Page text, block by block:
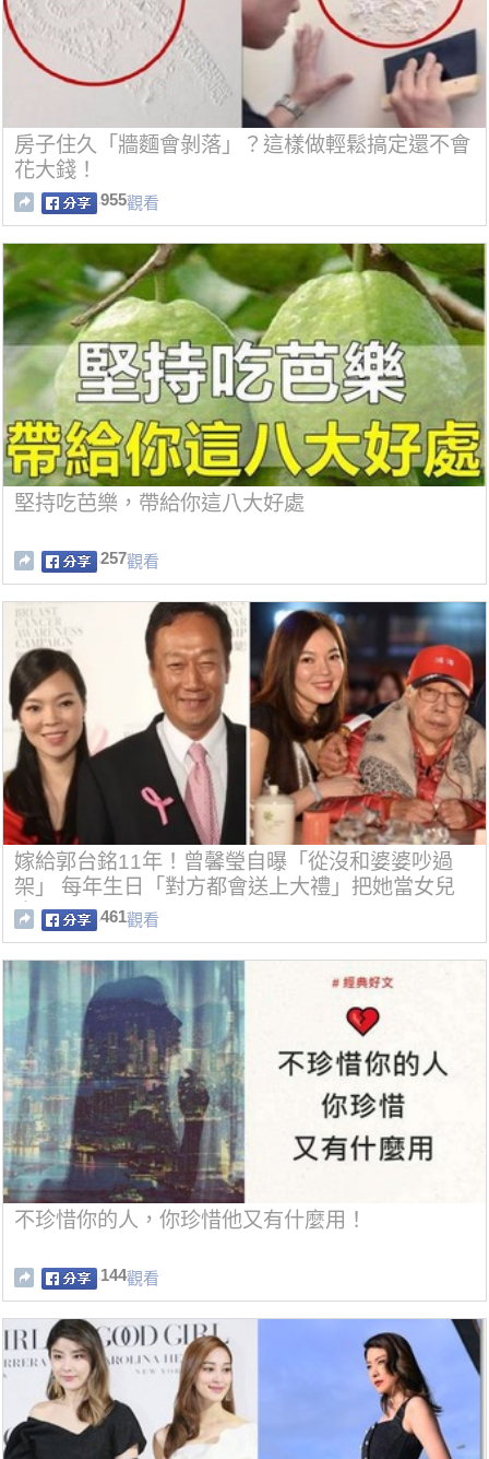
房子住久「牆麵會剝落」？這樣做輕鬆搞定還不會
花大錢！
955觀看
堅持吃芭樂，帶給你這八大好處
257觀看
嫁給郭台銘11年！曾馨瑩自曝「從沒和婆婆吵過
架」 每年生日「對方都會送上大禮」把她當女兒
疼
461觀看
不珍惜你的人，你珍惜他又有什麼用！
144觀看